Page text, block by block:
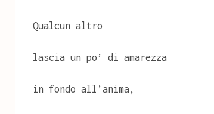
Qualcun altro
lascia un po’ di amarezza
in fondo all’anima,